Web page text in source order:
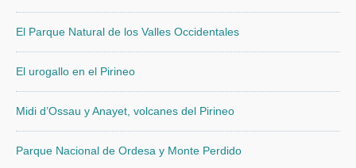
El Parque Natural de los Valles Occidentales
El urogallo en el Pirineo
Midi d’Ossau y Anayet, volcanes del Pirineo
Parque Nacional de Ordesa y Monte Perdido